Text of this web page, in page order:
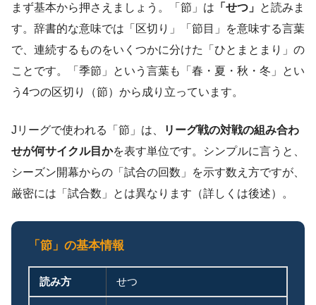
まず基本から押さえましょう。「節」は 「せつ」 と読みま
す。辞書的な意味では「区切り」「節目」を意味する言葉
で、連続するものをいくつかに分けた「ひとまとまり」の
ことです。「季節」という言葉も「春・夏・秋・冬」とい
う4つの区切り（節）から成り立っています。
Jリーグで使われる「節」は、
リーグ戦の対戦の組み合わ
せが何サイクル目かを表す単位です。シンプルに言うと、
シーズン開幕からの「試合の回数」を示す数え方ですが、
厳密には「試合数」とは異なります（詳しくは後述）。
「節」の基本情報
読み方 せつ